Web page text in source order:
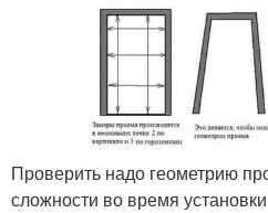
Проверить надо геометрию
сложности во время установки